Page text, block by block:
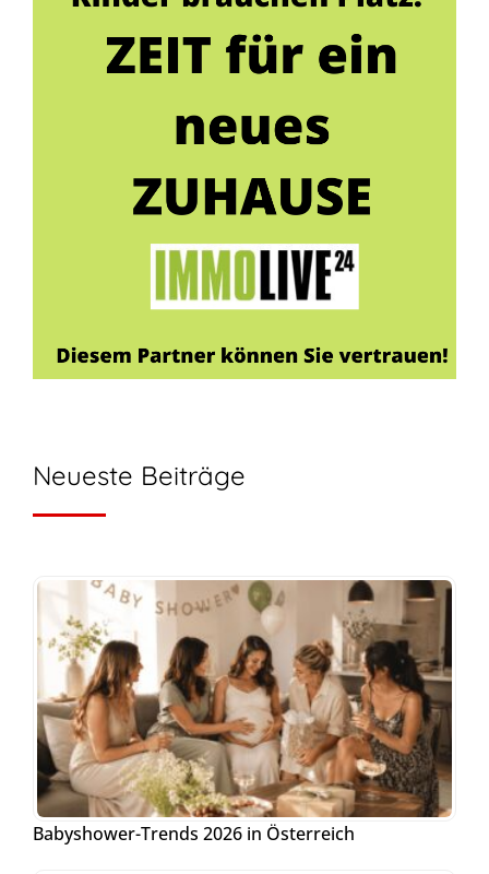
Neueste Beiträge
Babyshower-Trends 2026 in Österreich